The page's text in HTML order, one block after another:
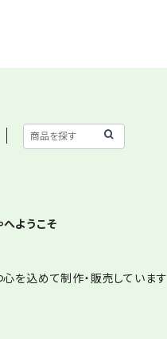
ようこそ
を込めて制作・販売しています